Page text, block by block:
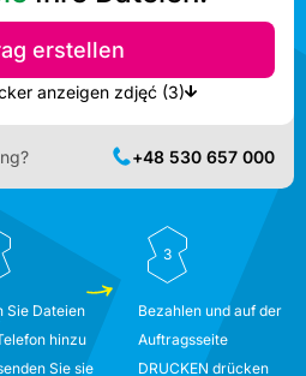
erstellen
Nächste verfügbare Drucker anzeigen zdjęć (3)
+48 530 657 000
Sie Dateien
hinzu
Sie sie
3
Bezahlen und auf der
Auftragsseite
DRUCKEN drücken